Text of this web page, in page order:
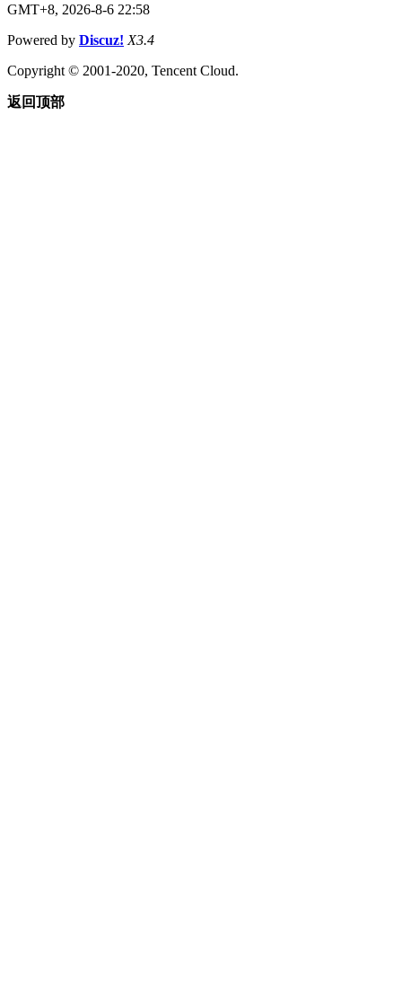
GMT+8, 2026-8-6 22:58
Powered by Discuz! X3.4
Copyright © 2001-2020, Tencent Cloud.
返回顶部